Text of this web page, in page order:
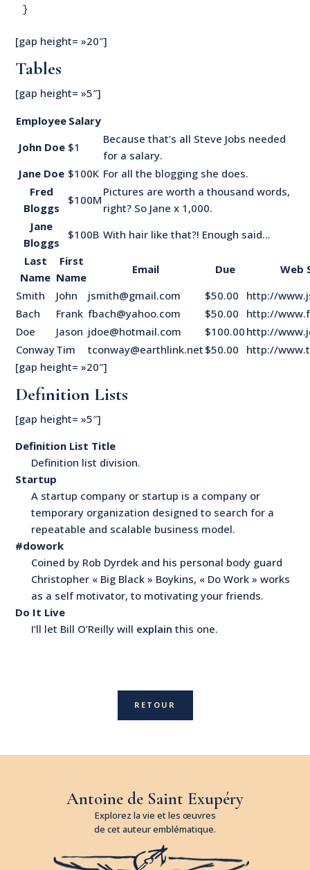
[gap height= »20″]
Tables
[gap height= »5″]
Employee Salary
John Doe $1
Because that’s all Steve Jobs needed
for a salary.
Jane Doe $100K For all the blogging she does.
Fred
Bloggs
$100M
Pictures are worth a thousand words,
right? So Jane x 1,000.
Jane
Bloggs
$100B With hair like that?! Enough said…
Last
Name
First
Name
Email Due
Web
Smith
John jsmith@gmail.com $50.00
http://
Bach
Frank fbach@yahoo.com $50.00
http://
Doe
Jason jdoe@hotmail.com $100.00 http://
ConwayTim tconway@earthlink.net $50.00
http://
[gap height= »20″]
Definition Lists
[gap height= »5″]
Definition List Title
Definition list division.
Startup
A startup company or startup is a company or
temporary organization designed to search for a
repeatable and scalable business model.
#dowork
Coined by Rob Dyrdek and his personal body guard
Christopher « Big Black » Boykins, « Do Work » works
as a self motivator, to motivating your friends.
Do It Live
I’ll let Bill O’Reilly will explain this one.
RETOUR
Antoine de Saint Exupéry
Explorez la vie et les œuvres
de cet auteur emblématique.